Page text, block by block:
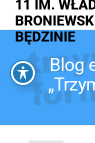
11 IM.
BĘDZINIE
Blog